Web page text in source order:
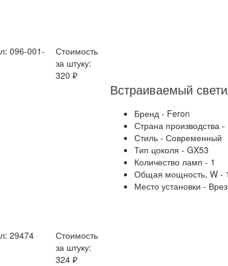
096-001-
Стоимость
за штуку:
320 ₽
Встраиваемый
Бренд - Feron
Страна производства -
Стиль - Современный
Тип цоколя - GX53
Количество ламп - 1
Общая мощность, W -
Место установки -
29474
Стоимость
за штуку:
324 ₽